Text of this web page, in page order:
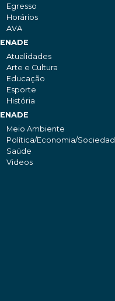
Egresso
Horários
AVA
ENADE
Atualidades
Arte e Cultura
Educação
Esporte
História
ENADE
Meio Ambiente
Política/Economia/
Saúde
Videos